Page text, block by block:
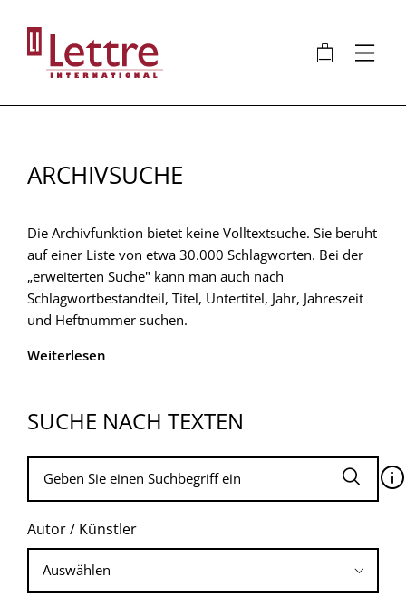
Inhalt
🛍 ⋮
ARCHIVSUCHE
Die Archivfunktion bietet keine Volltextsuche. Sie beruht
auf einer Liste von etwa 30.000 Schlagworten. Bei der
„erweiterten Suche" kann man auch nach
Schlagwortbestandteil, Titel, Untertitel, Jahr, Jahreszeit
und Heftnummer suchen.
Weiterlesen
SUCHE NACH TEXTEN
🛈
Autor / Künstler